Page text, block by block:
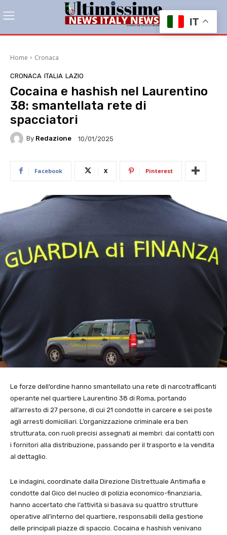
Home Cronaca
CRONACA ITALIA LAZIO
Cocaina e hashish nel Laurentino
38: smantellata rete di
spacciatori
By Redazione 10/01/2025
Facebook X Pinterest
Le forze dell’ordine hanno smantellato una rete di narcotrafficanti
operante nel quartiere Laurentino 38 di Roma, portando
all’arresto di 27 persone, di cui 21 condotte in carcere e sei poste
agli arresti domiciliari. L’organizzazione criminale era ben
strutturata, con ruoli precisi assegnati ai membri: dai contatti con
i fornitori alla distribuzione, passando per il trasporto e la vendita
al dettaglio.
Le indagini, coordinate dalla Direzione Distrettuale Antimafia e
condotte dal Gico del nucleo di polizia economico-finanziaria,
hanno accertato che l’attività si basava su quattro strutture
operative all’interno del quartiere, responsabili della gestione
delle principali piazze di spaccio. Cocaina e hashish venivano
IT